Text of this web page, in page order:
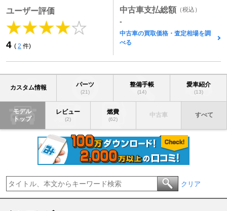
ユーザー評価
4 ( 2 件)
中古車支払総額 （税込）
-
中古車の買取価格・査定相場を調
べる
カスタム情報 パーツ
(21)
整備手帳
(14)
愛車紹介
(13)
モデル
トップ
レビュー
(2)
燃費
(62)
中古車 すべて
クリア